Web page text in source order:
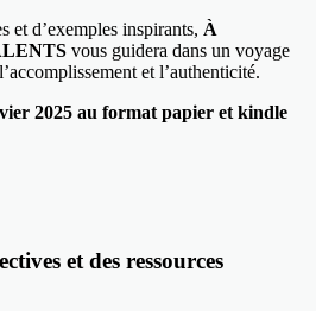
et d’exemples inspirants, À
vous guidera dans un voyage
et l’authenticité.
2025 au format papier et kindle
et des ressources